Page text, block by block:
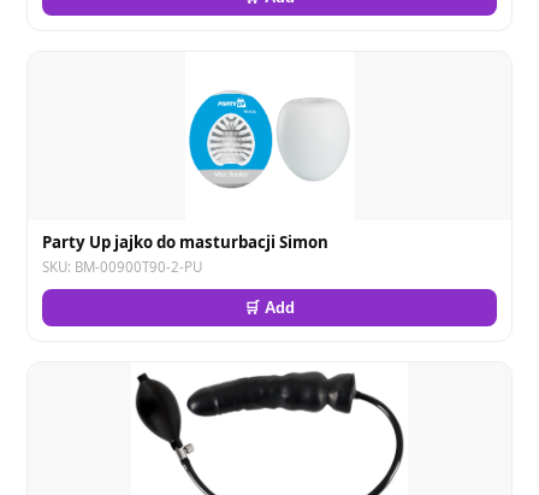
Party Up jajko do masturbacji Simon
SKU: BM-00900T90-2-PU
🛒 Add